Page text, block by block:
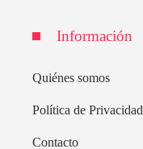
Información
Quiénes somos
Política de Privacidad
Contacto